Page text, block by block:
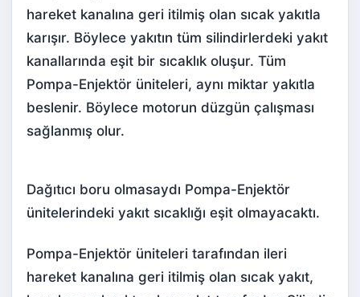
hareket kanalına geri itilmiş olan sıcak yakıtla
karışır. Böylece yakıtın tüm silindirlerdeki yakıt
kanallarında eşit bir sıcaklık oluşur. Tüm
Pompa-Enjektör üniteleri, aynı miktar yakıtla
beslenir. Böylece motorun düzgün çalışması
sağlanmış olur.
Dağıtıcı boru olmasaydı Pompa-Enjektör
ünitelerindeki yakıt sıcaklığı eşit olmayacaktı.
Pompa-Enjektör üniteleri tarafından ileri
hareket kanalına geri itilmiş olan sıcak yakıt,